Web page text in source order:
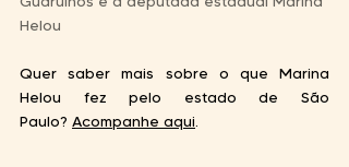
Helou
Quer saber mais sobre o que Marina
Helou fez pelo estado de São
Paulo? Acompanhe aqui.